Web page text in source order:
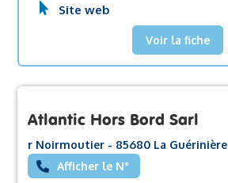
Site web
Voir la fiche
Atlantic Hors Bord Sarl
r Noirmoutier - 85680 La Guérinière
Afficher le N°